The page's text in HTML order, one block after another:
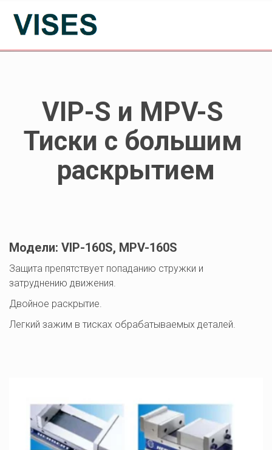
VIP-S и MPV-S
Тиски с большим
раскрытием
Модели: VIP-160S, MPV-160S
Защита препятствует попаданию стружки и
затруднению движения.
Двойное раскрытие.
Легкий зажим в тисках обрабатываемых деталей.